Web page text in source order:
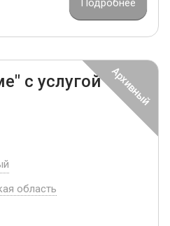
Подробнее
с услугой
область